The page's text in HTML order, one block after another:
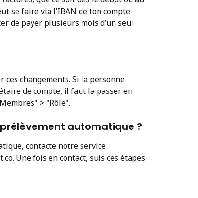
se faire via l’IBAN de ton compte
de payer plusieurs mois d’un seul
changements. Si la personne
de compte, il faut la passer en
> "Rôle".
automatique ?
contacte notre service
Une fois en contact, suis ces étapes